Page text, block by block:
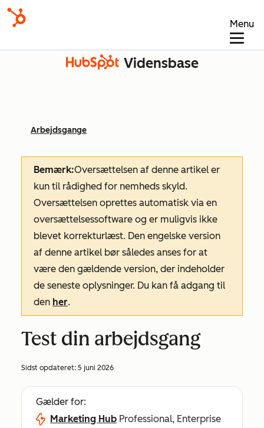
Menu
Vidensbase
Arbejdsgange
Bemærk:Oversættelsen af denne artikel er
kun til rådighed for nemheds skyld.
Oversættelsen oprettes automatisk via en
oversættelsessoftware og er muligvis ikke
blevet korrekturlæst. Den engelske version
af denne artikel bør således anses for at
være den gældende version, der indeholder
de seneste oplysninger. Du kan få adgang til
den her.
Test din arbejdsgang
Sidst opdateret: 5 juni 2026
Gælder for:
Marketing Hub Professional, Enterprise